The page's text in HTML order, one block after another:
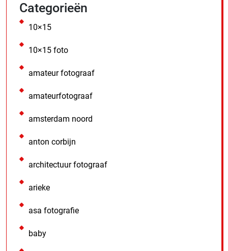
Categorieën
10×15
10×15 foto
amateur fotograaf
amateurfotograaf
amsterdam noord
anton corbijn
architectuur fotograaf
arieke
asa fotografie
baby